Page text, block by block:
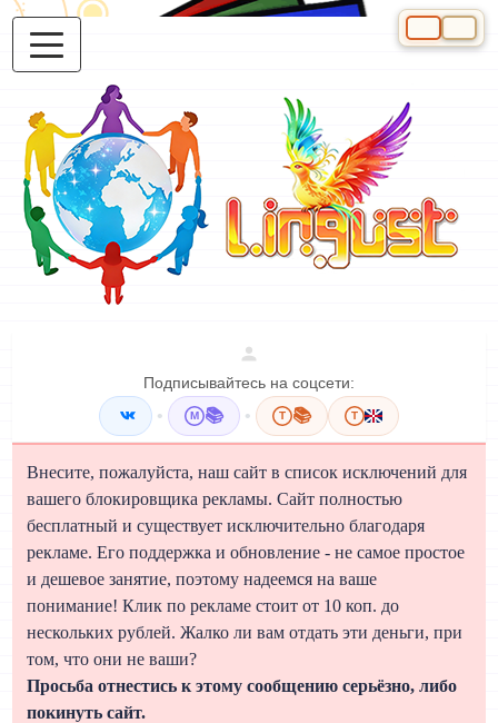
Подписывайтесь на соцсети:
• M 📚 • T 📚 T
Внесите, пожалуйста, наш сайт в список исключений для
вашего блокировщика рекламы. Сайт полностью
бесплатный и существует исключительно благодаря
рекламе. Его поддержка и обновление - не самое простое
и дешевое занятие, поэтому надеемся на ваше
понимание! Клик по рекламе стоит от 10 коп. до
нескольких рублей. Жалко ли вам отдать эти деньги, при
том, что они не ваши?
Просьба отнестись к этому сообщению серьёзно, либо
покинуть сайт.